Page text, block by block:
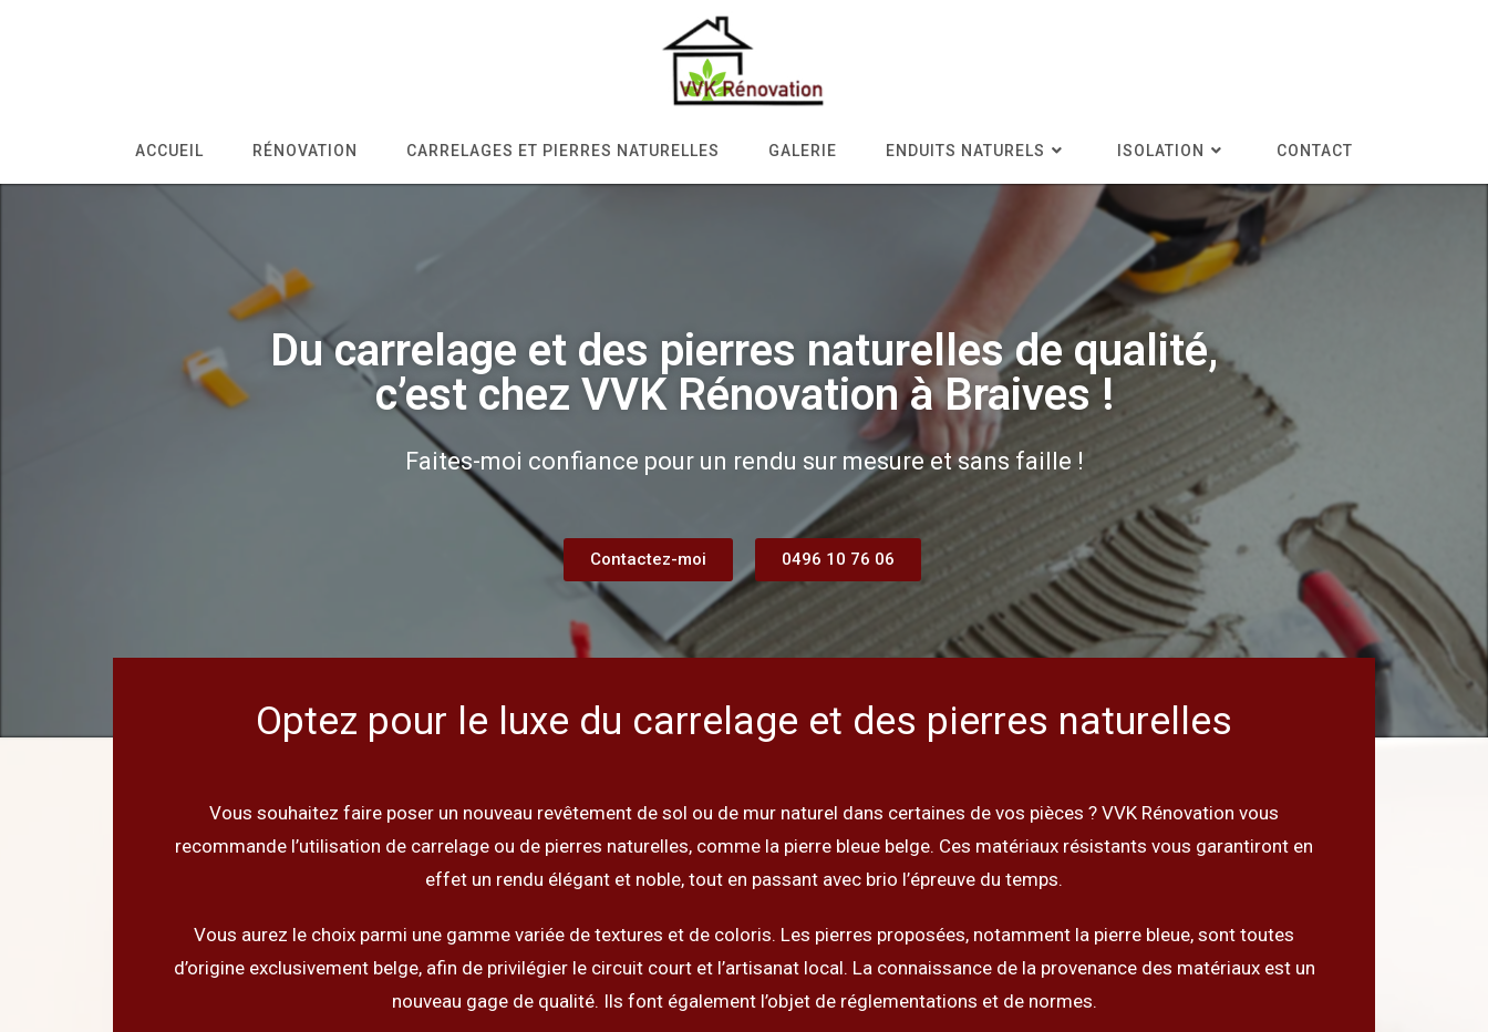
ACCUEIL RÉNOVATION CARRELAGES ET PIERRES NATURELLES GALERIE ENDUITS NATURELS ISOLATION CONTACT
Du carrelage et des pierres naturelles de qualité,
c’est chez VVK Rénovation à Braives !
Faites-moi confiance pour un rendu sur mesure et sans faille !
Contactez-moi 0496 10 76 06
Optez pour le luxe du carrelage et des pierres naturelles
Vous souhaitez faire poser un nouveau revêtement de sol ou de mur naturel dans certaines de vos pièces ? VVK Rénovation vous
recommande l’utilisation de carrelage ou de pierres naturelles, comme la pierre bleue belge. Ces matériaux résistants vous garantiront en
effet un rendu élégant et noble, tout en passant avec brio l’épreuve du temps.
Vous aurez le choix parmi une gamme variée de textures et de coloris. Les pierres proposées, notamment la pierre bleue, sont toutes
d’origine exclusivement belge, afin de privilégier le circuit court et l’artisanat local. La connaissance de la provenance des matériaux est un
nouveau gage de qualité. Ils font également l’objet de réglementations et de normes.